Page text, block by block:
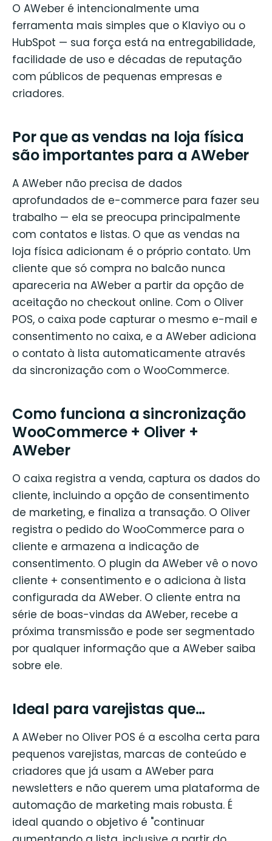
O AWeber é intencionalmente uma
ferramenta mais simples que o Klaviyo ou o
HubSpot — sua força está na entregabilidade,
facilidade de uso e décadas de reputação
com públicos de pequenas empresas e
criadores.
Por que as vendas na loja física
são importantes para a AWeber
A AWeber não precisa de dados
aprofundados de e-commerce para fazer seu
trabalho — ela se preocupa principalmente
com contatos e listas. O que as vendas na
loja física adicionam é o próprio contato. Um
cliente que só compra no balcão nunca
apareceria na AWeber a partir da opção de
aceitação no checkout online. Com o Oliver
POS, o caixa pode capturar o mesmo e-mail e
consentimento no caixa, e a AWeber adiciona
o contato à lista automaticamente através
da sincronização com o WooCommerce.
Como funciona a sincronização
WooCommerce + Oliver +
AWeber
O caixa registra a venda, captura os dados do
cliente, incluindo a opção de consentimento
de marketing, e finaliza a transação. O Oliver
registra o pedido do WooCommerce para o
cliente e armazena a indicação de
consentimento. O plugin da AWeber vê o novo
cliente + consentimento e o adiciona à lista
configurada da AWeber. O cliente entra na
série de boas-vindas da AWeber, recebe a
próxima transmissão e pode ser segmentado
por qualquer informação que a AWeber saiba
sobre ele.
Ideal para varejistas que…
A AWeber no Oliver POS é a escolha certa para
pequenos varejistas, marcas de conteúdo e
criadores que já usam a AWeber para
newsletters e não querem uma plataforma de
automação de marketing mais robusta. É
ideal quando o objetivo é "continuar